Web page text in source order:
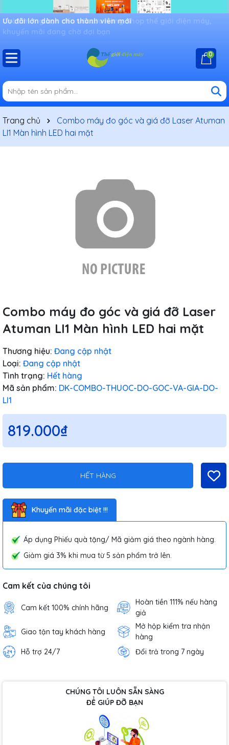
Ưu đãi lớn dành cho thành viên mới
0
Trang chủ
Combo máy đo góc và giá đỡ Laser Atuman
LI1 Màn hình LED hai mặt
Combo máy đo góc và giá đỡ Laser
Atuman LI1 Màn hình LED hai mặt
Thương hiệu: Đang cập nhật
Loại: Đang cập nhật
Tình trạng: Hết hàng
Mã sản phẩm: DK-COMBO-THUOC-DO-GOC-VA-GIA-DO-
LI1
819.000₫
HẾT HÀNG
Khuyến mãi đặc biệt !!!
Áp dụng Phiếu quà tặng/ Mã giảm giá theo ngành hàng.
Giảm giá 3% khi mua từ 5 sản phẩm trở lên.
Cam kết của chúng tôi
Cam kết 100% chính hãng
Hoàn tiền 111% nếu hàng
giả
Giao tận tay khách hàng
Mở hộp kiểm tra nhận
hàng
Hỗ trợ 24/7
Đổi trả trong 7 ngày
CHÚNG TÔI LUÔN SẴN SÀNG
ĐỂ GIÚP ĐỠ BẠN